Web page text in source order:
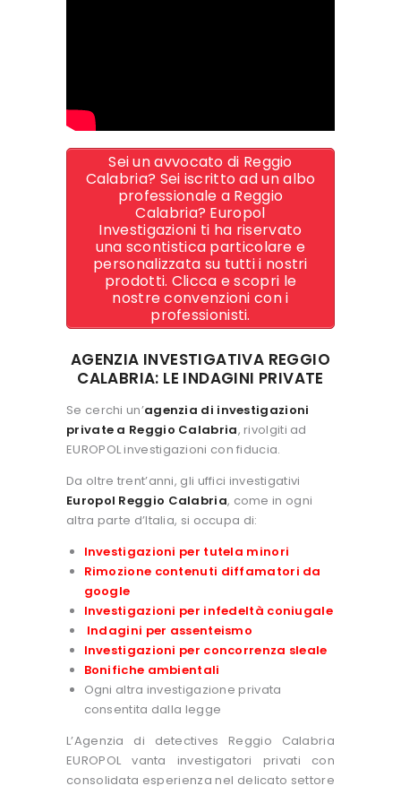
Sei un avvocato di Reggio
Calabria? Sei iscritto ad un albo
professionale a Reggio
Calabria? Europol
Investigazioni ti ha riservato
una scontistica particolare e
personalizzata su tutti i nostri
prodotti. Clicca e scopri le
nostre convenzioni con i
professionisti.
AGENZIA INVESTIGATIVA REGGIO
CALABRIA: LE INDAGINI PRIVATE
Se cerchi un’agenzia di investigazioni
private a Reggio Calabria, rivolgiti ad
EUROPOL investigazioni con fiducia.
Da oltre trent’anni, gli uffici investigativi
Europol Reggio Calabria, come in ogni
altra parte d’Italia, si occupa di:
Investigazioni per tutela minori
Rimozione contenuti diffamatori da
google
Investigazioni per infedeltà coniugale
Indagini per assenteismo
Investigazioni per concorrenza sleale
Bonifiche ambientali
Ogni altra investigazione privata
consentita dalla legge
L’Agenzia di detectives Reggio Calabria
EUROPOL vanta investigatori privati con
consolidata esperienza nel delicato settore